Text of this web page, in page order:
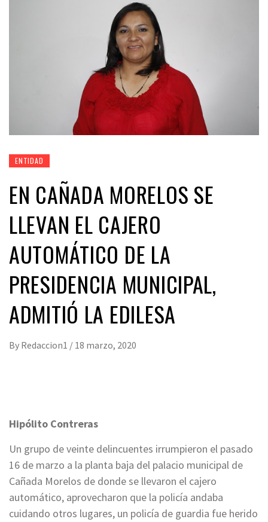
ENTIDAD
EN CAÑADA MORELOS SE
LLEVAN EL CAJERO
AUTOMÁTICO DE LA
PRESIDENCIA MUNICIPAL,
ADMITIÓ LA EDILESA
By Redaccion1 / 18 marzo, 2020
Hipólito Contreras
Un grupo de veinte delincuentes irrumpieron el pasado
16 de marzo a la planta baja del palacio municipal de
Cañada Morelos de donde se llevaron el cajero
automático, aprovecharon que la policía andaba
cuidando otros lugares, un policía de guardia fue herido